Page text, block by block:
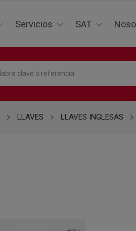
Servicios SAT
LLAVES LLAVES INGLESAS